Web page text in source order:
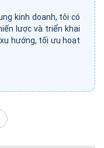
kinh doanh, tôi có
lược và triển khai
hướng, tối ưu hoạt